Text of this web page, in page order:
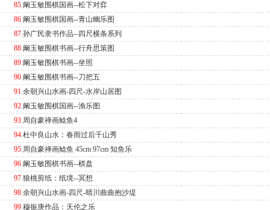
85.阚玉敏围棋国画--松下对弈
86.阚玉敏围棋国画--青山幽乐图
87.孙广民隶书作品--四尺横条系列
88.阚玉敏围棋书画--行舟思策图
89.阚玉敏围棋书画--坐照
90.阚玉敏围棋书画--刀把五
91.余朝兴山水画-四尺-水岸山居图
92.阚玉敏围棋国画--渔乐图
93.周自豪禅画鲶鱼4
94.杜中良山水：春雨过后千山秀
95.周自豪禅画鲶鱼 45cm 97cm 知鱼乐
96.阚玉敏围棋书画--棋盘
97.狼桃剪纸：纸境--冥想
98.余朝兴山水画-四尺-晴川曲曲抱沙堤
99.穆振庚作品：天伦之乐